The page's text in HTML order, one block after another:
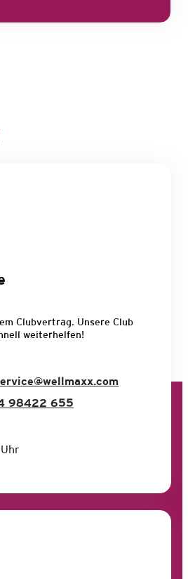
Clubvertrag. Unsere Club
weiterhelfen!
98422 655
Uhr